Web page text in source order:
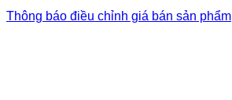
Thông báo điều chỉnh giá bán sản phẩm